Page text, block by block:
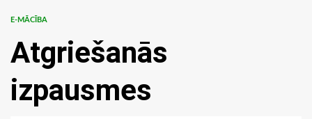
E-MĀCĪBA
Atgriešanās
izpausmes